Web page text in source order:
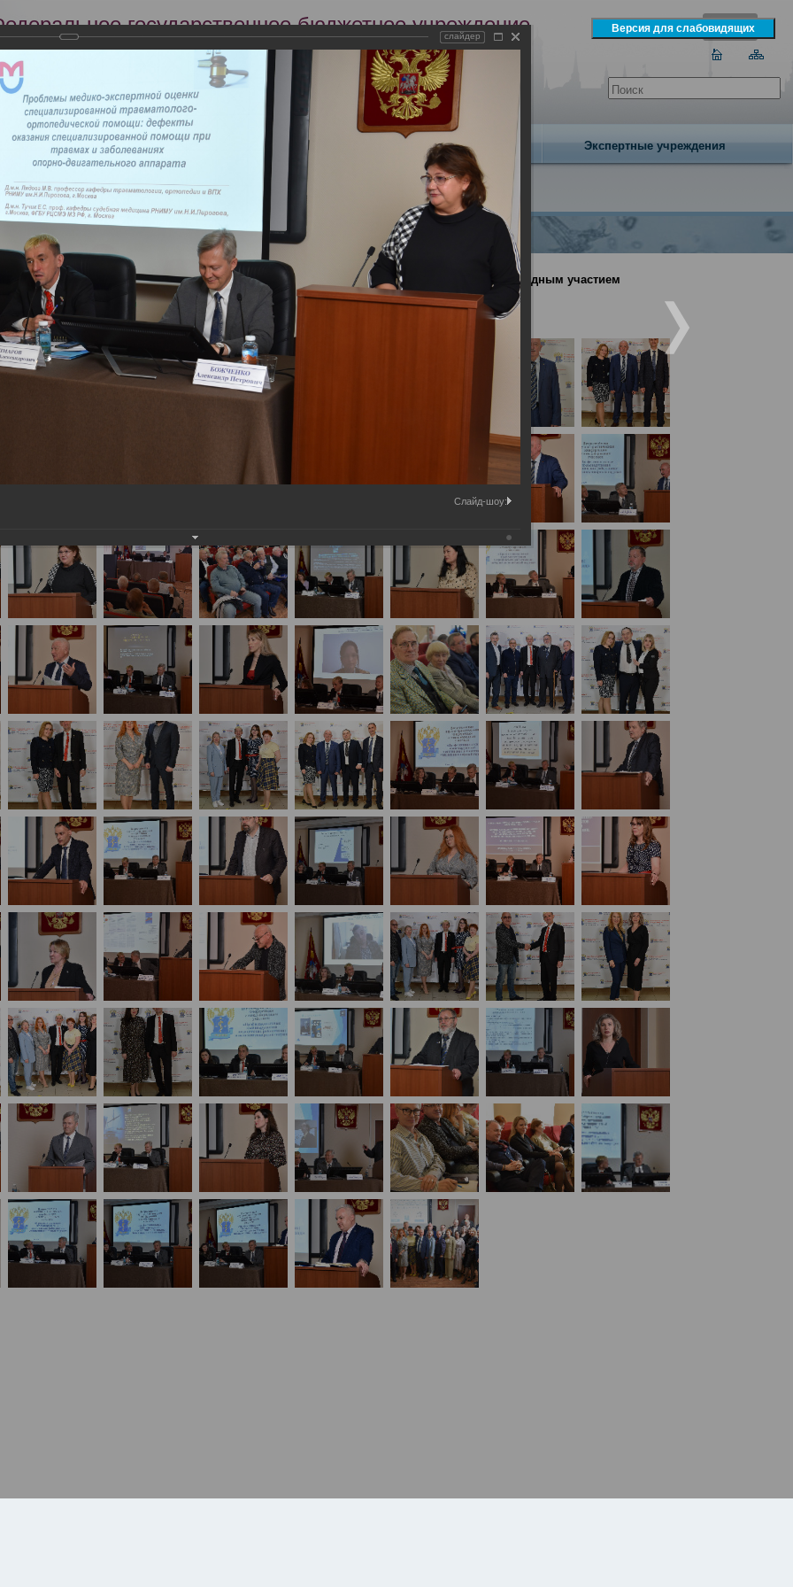
государственное бюджетное учреждение
центр судебно-медицинской экспертизы
Минздрава России
Сегодня 7 августа 2026 года
Научная деятельность Экспертиза Издательство Экспертные учреждения
научно-практическая конференция с международным участием
работников: междисциплинарный подход» (День2)
года в РЦСМЭ состоялась Всероссийская научно-практическая конференция с международным участием
правонарушения медицинских работников: междисциплинарный подход» (День2)
слайдер
Слайд-шоу: